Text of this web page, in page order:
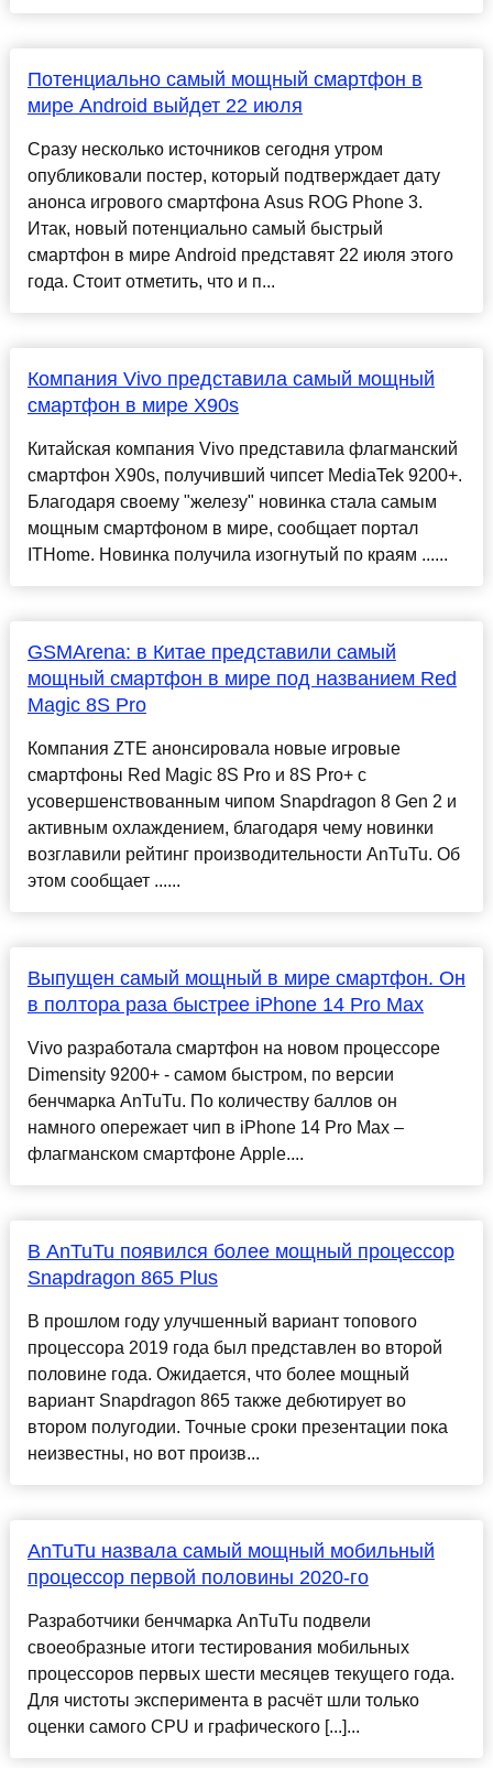
Потенциально самый мощный смартфон в
мире Android выйдет 22 июля
Сразу несколько источников сегодня утром
опубликовали постер, который подтверждает дату
анонса игрового смартфона Asus ROG Phone 3.
Итак, новый потенциально самый быстрый
смартфон в мире Android представят 22 июля этого
года. Стоит отметить, что и п...
Компания Vivo представила самый мощный
смартфон в мире X90s
Китайская компания Vivo представила флагманский
смартфон X90s, получивший чипсет MediaTek 9200+.
Благодаря своему "железу" новинка стала самым
мощным смартфоном в мире, сообщает портал
ITHome. Новинка получила изогнутый по краям ......
GSMArena: в Китае представили самый
мощный смартфон в мире под названием Red
Magic 8S Pro
Компания ZTE анонсировала новые игровые
смартфоны Red Magic 8S Pro и 8S Pro+ с
усовершенствованным чипом Snapdragon 8 Gen 2 и
активным охлаждением, благодаря чему новинки
возглавили рейтинг производительности AnTuTu. Об
этом сообщает ......
Выпущен самый мощный в мире смартфон. Он
в полтора раза быстрее iPhone 14 Pro Max
Vivo разработала смартфон на новом процессоре
Dimensity 9200+ - самом быстром, по версии
бенчмарка AnTuTu. По количеству баллов он
намного опережает чип в iPhone 14 Pro Max –
флагманском смартфоне Apple....
В AnTuTu появился более мощный процессор
Snapdragon 865 Plus
В прошлом году улучшенный вариант топового
процессора 2019 года был представлен во второй
половине года. Ожидается, что более мощный
вариант Snapdragon 865 также дебютирует во
втором полугодии. Точные сроки презентации пока
неизвестны, но вот произв...
AnTuTu назвала самый мощный мобильный
процессор первой половины 2020-го
Разработчики бенчмарка AnTuTu подвели
своеобразные итоги тестирования мобильных
процессоров первых шести месяцев текущего года.
Для чистоты эксперимента в расчёт шли только
оценки самого CPU и графического [...]...